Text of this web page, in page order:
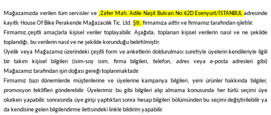
Mağazamızda verilen tüm servisler ve ,Zafer Mah. Adile Naşit Bulvarı No:62D Esenyurt/İSTANBUL adresinde
kayıtlı House Of Bike Perakende Mağazacılık Tic. Ltd. Şti. firmamıza aittir ve firmamız tarafından işletilir.
Firmamız,çeşitli amaçlarla kişisel veriler toplayabilir. Aşağıda, toplanan kişisel verilerin nasıl ve ne şekilde
toplandığı, bu verilerin nasıl ve ne şekilde korunduğu belirtilmiştir.
Üyelik veya Mağazamızüzerindeki çeşitli form ve anketlerin doldurulması suretiyle üyelerin kendileriyle ilgili
bir takım kişisel bilgileri (isim-soy isim, firma bilgileri, telefon, adres veya e-posta adresleri gibi)
Mağazamıztarafından işin doğası gereği toplanmaktadır.
Firmamız bazı dönemlerde müşterilerine ve üyelerine kampanya bilgileri, yeni ürünler hakkında bilgiler,
promosyon teklifleri gönderebilir. Üyelerimiz bu gibi bilgileri alıp almama konusunda her türlü seçimi üye
olurken yapabilir, sonrasında üye girişi yaptıktan sonra hesap bilgileri bölümünden bu seçimi değiştirilebilir ya
da kendisine gelen bilgilendirme iletisindeki linkle bildirim yapabilir.